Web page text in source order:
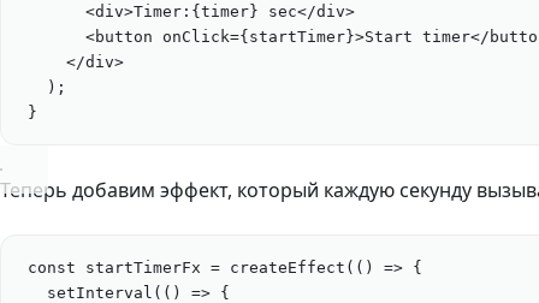
<div>Timer: { timer} sec</div>
<button onClick={ startTimer}>Start timer</
</div>
);
}
Теперь добавим эффект, который каждую секунду
const startTimerFx = createEffect (() => {
setInterval (() => {